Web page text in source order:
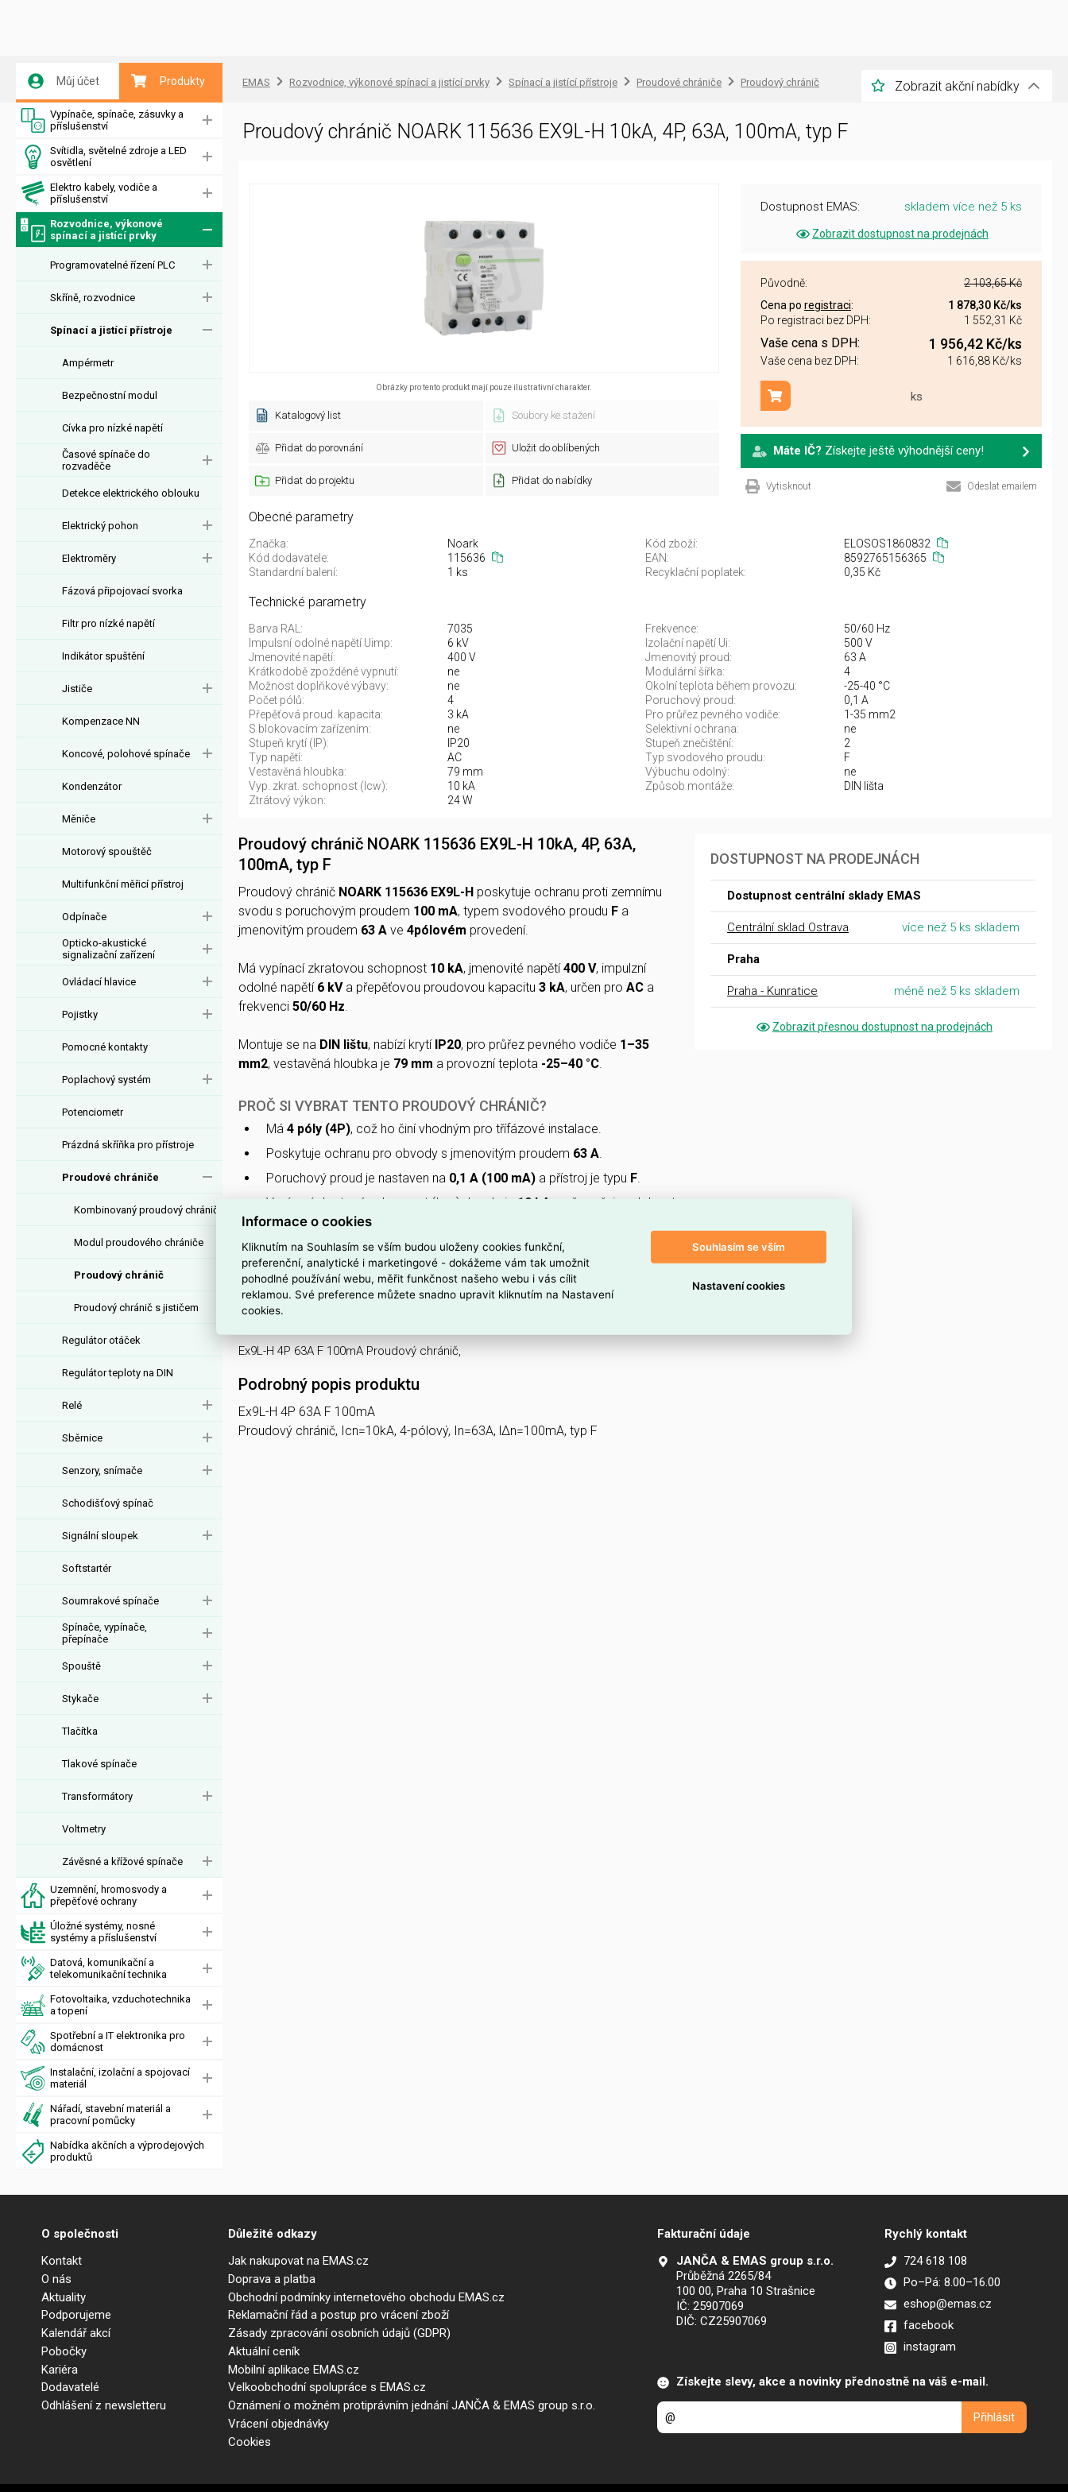
Můj účet Produkty
Vypínače, spínače, zásuvky a
příslušenství
Svítidla, světelné zdroje a LED
osvětlení
Elektro kabely, vodiče a
příslušenství
Rozvodnice, výkonové
spínací a jistící prvky
Programovatelné řízení PLC
Skříně, rozvodnice
Spínací a jistící přístroje
Ampérmetr
Bezpečnostní modul
Cívka pro nízké napětí
Časové spínače do
rozvaděče
Detekce elektrického oblouku
Elektrický pohon
Elektroměry
Fázová připojovací svorka
Filtr pro nízké napětí
Indikátor spuštění
Jističe
Kompenzace NN
Koncové, polohové spínače
Kondenzátor
Měniče
Motorový spouštěč
Multifunkční měřicí přístroj
Odpínače
Opticko-akustické
signalizační zařízení
Ovládací hlavice
Pojistky
Pomocné kontakty
Poplachový systém
Potenciometr
Prázdná skříňka pro přístroje
Proudové chrániče
Kombinovaný proudový chránič
Modul proudového chrániče
Proudový chránič
Proudový chránič s jističem
Regulátor otáček
Regulátor teploty na DIN
Relé
Sběrnice
Senzory, snímače
Schodišťový spínač
Signální sloupek
Softstartér
Soumrakové spínače
Spínače, vypínače,
přepínače
Spouště
Stykače
Tlačítka
Tlakové spínače
Transformátory
Voltmetry
Závěsné a křížové spínače
Uzemnění, hromosvody a
přepěťové ochrany
Úložné systémy, nosné
systémy a příslušenství
Datová, komunikační a
telekomunikační technika
Fotovoltaika, vzduchotechnika
a topení
Spotřební a IT elektronika pro
domácnost
Instalační, izolační a spojovací
materiál
Nářadí, stavební materiál a
pracovní pomůcky
Nabídka akčních a výprodejových
produktů
EMAS Rozvodnice, výkonové spínací a jistící prvky Spínací a jistící přístroje Proudové chrániče Proudový chránič Zobrazit akční nabídky
Proudový chránič NOARK 115636 EX9L-H 10kA, 4P, 63A, 100mA, typ F
Obrázky pro tento produkt mají pouze ilustrativní charakter.
Katalogový list Soubory ke stažení
Přidat do porovnání Uložit do oblíbených
Přidat do projektu Přidat do nabídky
Dostupnost EMAS: skladem více než 5 ks
Zobrazit dostupnost na prodejnách
Původně:
2 103,65 Kč
Cena po registraci: 1 878,30 Kč/ks
Po registraci bez DPH:
1 552,31 Kč
Vaše cena s DPH: 1 956,42 Kč/ks
Vaše cena bez DPH: 1 616,88 Kč/ks
ks
Přidat do košíku
Máte IČ? Získejte ještě výhodnější ceny!
Vytisknout Odeslat emailem
Obecné parametry
Značka: Noark Kód zboží:
ELOSOS1860832
Kód dodavatele:
115636 EAN:
8592765156365
Standardní balení:
1 ks Recyklační poplatek: 0,35 Kč
Technické parametry
Barva RAL: 7035 Frekvence:
50/60 Hz
Impulsní odolné napětí Uimp:
6 kV Izolační napětí Ui:
500 V
Jmenovité napětí:
400 V Jmenovitý proud:
63 A
Krátkodobě zpožděné vypnutí:
ne Modulární šířka:
4
Možnost doplňkové výbavy:
ne Okolní teplota během provozu:
-25-40 °C
Počet pólů:
4 Poruchový proud:
0,1 A
Přepěťová proud. kapacita:
3 kA Pro průřez pevného vodiče:
1-35 mm2
S blokovacím zařízením:
ne Selektivní ochrana:
ne
Stupeň krytí (IP):
IP20 Stupeň znečištění:
2
Typ napětí:
AC Typ svodového proudu:
F
Vestavěná hloubka:
79 mm Výbuchu odolný:
ne
Vyp. zkrat. schopnost (Icw):
10 kA Způsob montáže:
DIN lišta
Ztrátový výkon:
24 W
Proudový chránič NOARK 115636 EX9L-H 10kA, 4P, 63A,
100mA, typ F
Proudový chránič NOARK 115636 EX9L-H poskytuje ochranu proti zemnímu
svodu s poruchovým proudem 100 mA, typem svodového proudu F a
jmenovitým proudem 63 A ve 4pólovém provedení.
Má vypínací zkratovou schopnost 10 kA, jmenovité napětí400 V, impulzní
odolné napětí 6 kVa přepěťovou proudovou kapacitu 3 kA, určen pro AC a
frekvenci 50/60 Hz.
Montuje se na DIN lištu, nabízí krytí IP20, pro průřez pevného vodiče 1–35
mm2, vestavěná hloubka je 79 mm a provozní teplota -25–40 °C.
PROČ SI VYBRAT TENTO PROUDOVÝ CHRÁNIČ?
Má 4 póly (4P), což ho činí vhodným pro třífázové instalace.
Poskytuje ochranu pro obvody s jmenovitým proudem 63 A.
Poruchový proud je nastaven na 0,1 A (100 mA) a přístroj je typu F.
Vypínací zkratová schopnost (Icw) dosahuje 10 kA
, což zvyšuje odolnost
při zkratových stavech.
Zabírá v rozvaděči4 moduly(modulární šířka 4).
Přepěťová proudová kapacita je 3 kA, uplatní se při přechodových
přepětích.
Ex9L-H 4P 63A F 100mA Proudový chránič,
Podrobný popis produktu
Ex9L-H 4P 63A F 100mA
Proudový chránič, Icn=10kA, 4-pólový, In=63A, lΔn=100mA, typ F
DOSTUPNOST NA PRODEJNÁCH
Dostupnost centrální sklady EMAS
Centrální sklad Ostrava více než 5 ks skladem
Praha
Praha - Kunratice méně než 5 ks skladem
Zobrazit přesnou dostupnost na prodejnách
O společnosti
Kontakt
O nás
Aktuality
Podporujeme
Kalendář akcí
Pobočky
Kariéra
Dodavatelé
Odhlášení z newsletteru
Důležité odkazy
Jak nakupovat na EMAS.cz
Doprava a platba
Obchodní podmínky internetového obchodu EMAS.cz
Reklamační řád a postup pro vrácení zboží
Zásady zpracování osobních údajů (GDPR)
Aktuální ceník
Mobilní aplikace EMAS.cz
Velkoobchodní spolupráce s EMAS.cz
Oznámení o možném protiprávním jednání JANČA & EMAS group s.r.o.
Vrácení objednávky
Cookies
Fakturační údaje
JANČA & EMAS group s.r.o.
Průběžná 2265/84
100 00, Praha 10 Strašnice
IČ: 25907069
DIČ: CZ25907069
Rychlý kontakt
724 618 108
Po–Pá: 8.00–16.00
eshop@emas.cz
facebook
instagram
Získejte slevy, akce a novinky přednostně na váš e-mail.
Informace o cookies
Kliknutím na Souhlasím se vším budou uloženy cookies funkční,
preferenční, analytické i marketingové - dokážeme vám tak umožnit
pohodlné používání webu, měřit funkčnost našeho webu i vás cílit
reklamou. Své preference můžete snadno upravit kliknutím na Nastavení
cookies.
Souhlasím se vším
Nastavení cookies